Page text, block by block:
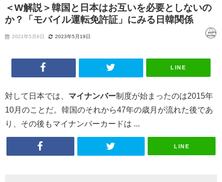
＜W解説＞韓国と日本はお互いを必要としないの
か？「モバイル運転免許証」にみる日韓関係
2021年5月6日 2023年5月19日
LINE
対して日本では、 マイナンバー制度が始まったのは2015年
10月のことだ。韓国のそれから47年の歳月が流れた後であ
り、その後もマイナンバーカードは ...
LINE